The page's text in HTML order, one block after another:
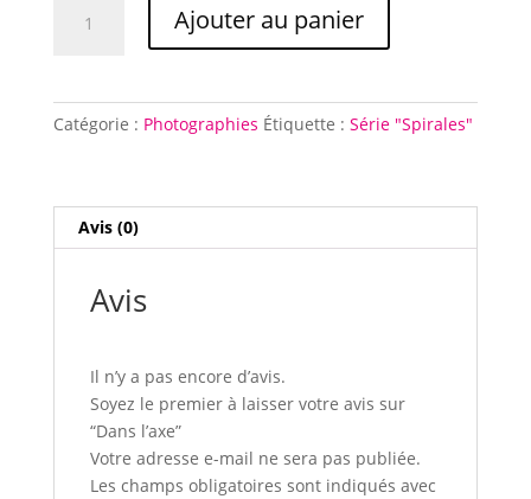
Ajouter au panier
Catégorie : Photographies Étiquette : Série "Spirales"
Avis (0)
Avis
Il n’y a pas encore d’avis.
Soyez le premier à laisser votre avis sur
“Dans l’axe”
Votre adresse e-mail ne sera pas publiée.
Les champs obligatoires sont indiqués avec